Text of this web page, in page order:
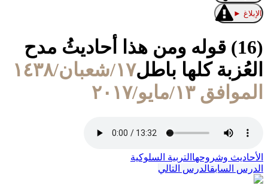
الإبلاغ ►
(16) قوله ومن هذا أحاديثُ مدح
العُزبة كلها باطل
١٧/شعبان/١٤٣٨
الموافق ١٣/مايو/٢٠١٧
الأحاديث وشروحها التربية السلوكية
الدرس السابقالدرس التالي